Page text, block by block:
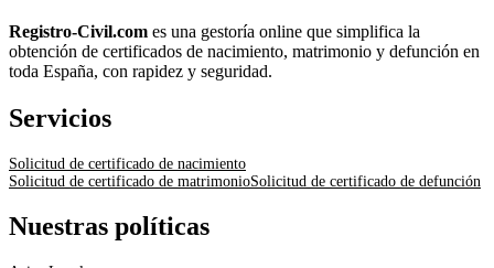
Registro-Civil.com es una gestoría online que simplifica la
obtención de certificados de nacimiento, matrimonio y defunción en
toda España, con rapidez y seguridad.
Servicios
Solicitud de certificado de nacimiento
Solicitud de certificado de matrimonioSolicitud de certificado de defunción
Nuestras políticas